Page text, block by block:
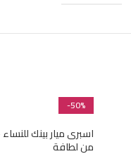
-50%
من لطافة